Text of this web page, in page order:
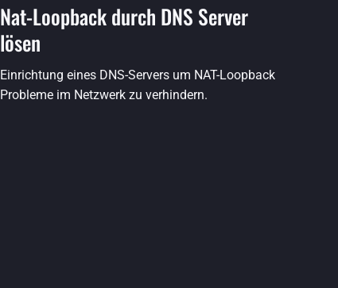
Nat-Loopback durch DNS Server
lösen
Einrichtung eines DNS-Servers um NAT-Loopback
Probleme im Netzwerk zu verhindern.